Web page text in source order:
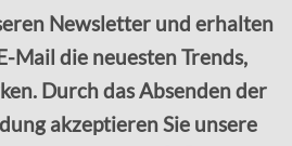
Newsletter und erhalten
Mail die neuesten Trends,
Durch das Absenden der
akzeptieren Sie unsere